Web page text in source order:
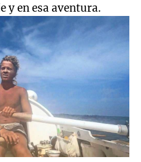
y en esa aventura.